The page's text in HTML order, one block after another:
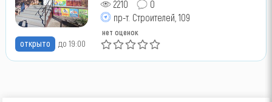
открыто до 19:00
2210
0
пр-т. Строителей, 109
нет оценок